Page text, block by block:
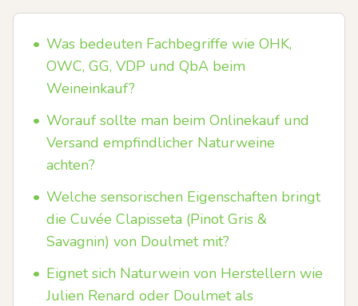
• Was bedeuten Fachbegriffe wie OHK,
OWC, GG, VDP und QbA beim
Weineinkauf?
• Worauf sollte man beim Onlinekauf und
Versand empfindlicher Naturweine
achten?
• Welche sensorischen Eigenschaften bringt
die Cuvée Clapisseta (Pinot Gris &
Savagnin) von Doulmet mit?
• Eignet sich Naturwein von Herstellern wie
Julien Renard oder Doulmet als